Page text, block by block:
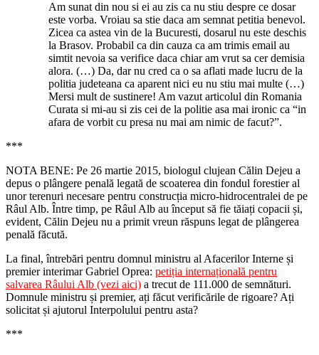
Am sunat din nou si ei au zis ca nu stiu despre ce dosar
este vorba. Vroiau sa stie daca am semnat petitia benevol.
Zicea ca astea vin de la Bucuresti, dosarul nu este deschis
la Brasov. Probabil ca din cauza ca am trimis email au
simtit nevoia sa verifice daca chiar am vrut sa cer demisia
alora. (…) Da, dar nu cred ca o sa aflati made lucru de la
politia judeteana ca aparent nici eu nu stiu mai multe (…)
Mersi mult de sustinere! Am vazut articolul din Romania
Curata si mi-au si zis cei de la politie asa mai ironic ca “in
afara de vorbit cu presa nu mai am nimic de facut?”.
***
NOTA BENE: Pe 26 martie 2015, biologul clujean Călin Dejeu a
depus o plângere penală legată de scoaterea din fondul forestier al
unor terenuri necesare pentru construcția micro-hidrocentralei de pe
Râul Alb. Între timp, pe Râul Alb au început să fie tăiați copacii și,
evident, Călin Dejeu nu a primit vreun răspuns legat de plângerea
penală făcută.
La final, întrebări pentru domnul ministru al Afacerilor Interne și
premier interimar Gabriel Oprea: petiția internațională pentru
salvarea Râului Alb (vezi aici) a trecut de 111.000 de semnături.
Domnule ministru și premier, ați făcut verificările de rigoare? Ați
solicitat și ajutorul Interpolului pentru asta?
***